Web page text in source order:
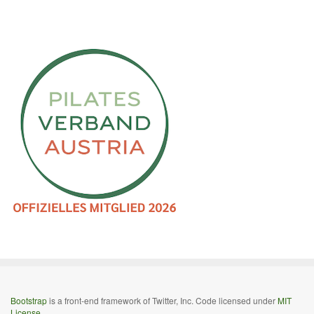
Bootstrapis a front-end framework of Twitter, Inc. Code licensed underMIT